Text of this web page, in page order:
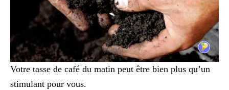
Votre tasse de café du matin peut être bien plus qu’un
stimulant pour vous.